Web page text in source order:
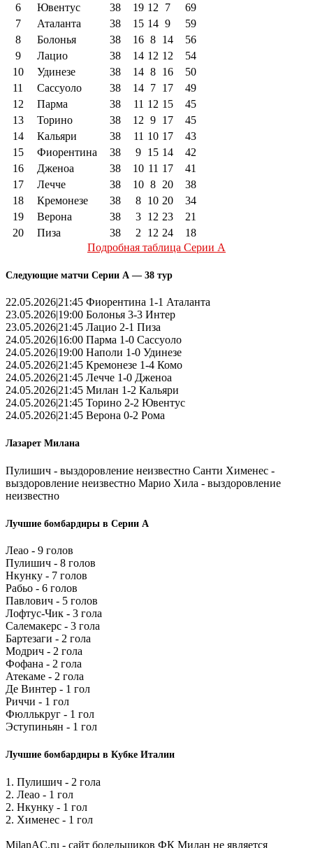
6
Ювентус 38 19 12 7
69
7
Аталанта 38 15 14 9
59
8
Болонья 38 16 8 14
56
9
Лацио 38 14 12 12
54
10
Удинезе 38 14 8 16
50
11
Сассуоло 38 14 7 17
49
12
Парма 38 11 12 15
45
13
Торино 38 12 9 17
45
14
Кальяри 38 11 10 17
43
15
Фиорентина 38 9 15 14
42
16
Дженоа 38 10 11 17
41
17
Лечче 38 10 8 20
38
18
Кремонезе 38 8 10 20
34
19
Верона 38 3 12 23
21
20
Пиза 38 2 12 24
18
Подробная таблица Серии А
Следующие матчи Серии А — 38 тур
22.05.2026|21:45 Фиорентина 1-1 Аталанта
23.05.2026|19:00 Болонья 3-3 Интер
23.05.2026|21:45 Лацио 2-1 Пиза
24.05.2026|16:00 Парма 1-0 Сассуоло
24.05.2026|19:00 Наполи 1-0 Удинезе
24.05.2026|21:45 Кремонезе 1-4 Комо
24.05.2026|21:45 Лечче 1-0 Дженоа
24.05.2026|21:45 Милан 1-2 Кальяри
24.05.2026|21:45 Торино 2-2 Ювентус
24.05.2026|21:45 Верона 0-2 Рома
Лазарет Милана
Пулишич - выздоровление неизвестно Санти Хименес -
выздоровление неизвестно Марио Хила - выздоровление
неизвестно
Лучшие бомбардиры в Серии А
Леао - 9 голов
Пулишич - 8 голов
Нкунку - 7 голов
Рабьо - 6 голов
Павлович - 5 голов
Лофтус-Чик - 3 гола
Салемакерс - 3 гола
Бартезаги - 2 гола
Модрич - 2 гола
Фофана - 2 гола
Атекаме - 2 гола
Де Винтер - 1 гол
Риччи - 1 гол
Фюллькруг - 1 гол
Эступиньян - 1 гол
Лучшие бомбардиры в Кубке Италии
1. Пулишич - 2 гола
2. Леао - 1 гол
2. Нкунку - 1 гол
2. Хименес - 1 гол
MilanAC.ru - сайт болельщиков ФК Милан не является